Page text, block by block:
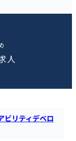
人
ビリティデベロ